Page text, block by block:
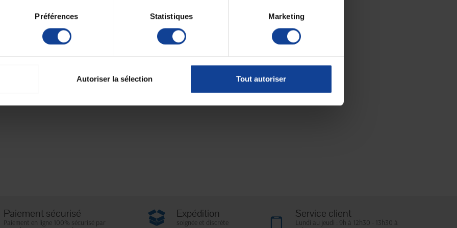
Préférences Statistiques Marketing
Autoriser la sélection Tout autoriser
Paiement sécurisé
Paiement en ligne 100% sécurisé par
Expédition
soignée et discrète
Service client
Lundi au jeudi : 9h à 12h30 - 13h30 à